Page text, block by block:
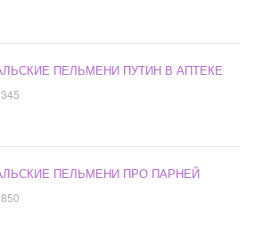
ПЕЛЬМЕНИ ПУТИН В АПТЕКЕ
ПЕЛЬМЕНИ ПРО ПАРНЕЙ